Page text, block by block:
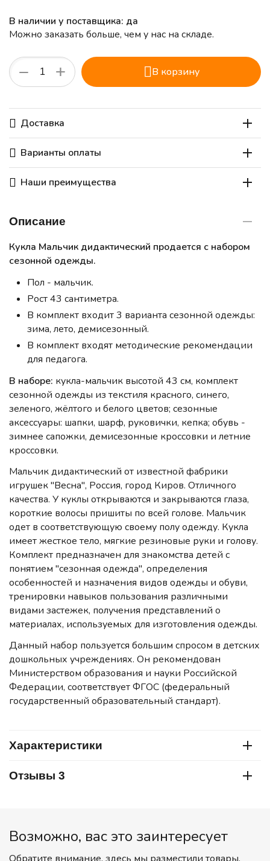
В наличии у поставщика: да
Можно заказать больше, чем у нас на складе.
+
− В корзину
Доставка
Варианты оплаты
Наши преимущества
Описание
Кукла Мальчик дидактический продается с набором
сезонной одежды.
Пол - мальчик.
Рост 43 сантиметра.
В комплект входит 3 варианта сезонной одежды:
зима, лето, демисезонный.
В комплект входят методические рекомендации
для педагога.
В наборе: кукла-мальчик высотой 43 см, комплект
сезонной одежды из текстиля красного, синего,
зеленого, жёлтого и белого цветов; сезонные
аксессуары: шапки, шарф, руковички, кепка; обувь -
зимнее сапожки, демисезонные кроссовки и летние
кроссовки.
Мальчик дидактический от известной фабрики
игрушек "Весна", Россия, город Киров. Отличного
качества. У куклы открываются и закрываются глаза,
короткие волосы пришиты по всей голове. Мальчик
одет в соответствующую своему полу одежду. Кукла
имеет жесткое тело, мягкие резиновые руки и голову.
Комплект предназначен для знакомства детей с
понятием "сезонная одежда", определения
особенностей и назначения видов одежды и обуви,
тренировки навыков пользования различными
видами застежек, получения представлений о
материалах, используемых для изготовления одежды.
Данный набор пользуется большим спросом в детских
дошкольных учреждениях. Он рекомендован
Министерством образования и науки Российской
Федерации, соответствует ФГОС (федеральный
государственный образовательный стандарт).
Характеристики
Отзывы 3
Возможно, вас это заинтересует